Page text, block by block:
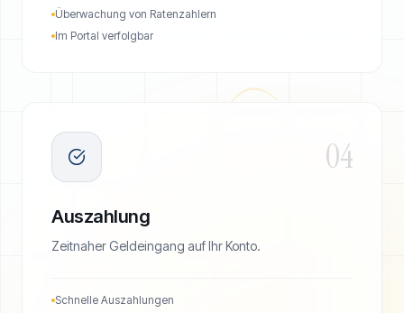
Überwachung von Ratenzahlern
Im Portal verfolgbar
04
Auszahlung
Zeitnaher Geldeingang auf Ihr Konto.
Schnelle Auszahlungen